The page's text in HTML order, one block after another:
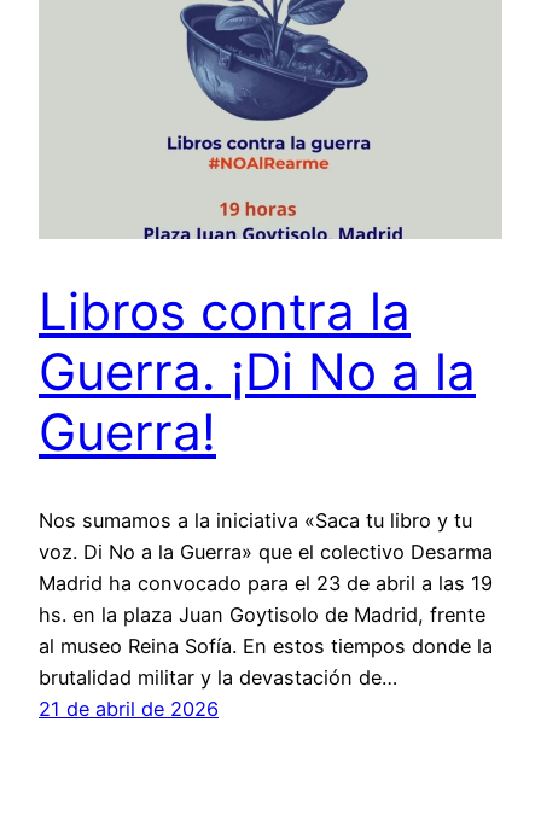
Libros contra la
Guerra. ¡Di No a la
Guerra!
Nos sumamos a la iniciativa «Saca tu libro y tu
voz. Di No a la Guerra» que el colectivo Desarma
Madrid ha convocado para el 23 de abril a las 19
hs. en la plaza Juan Goytisolo de Madrid, frente
al museo Reina Sofía. En estos tiempos donde la
brutalidad militar y la devastación de…
21 de abril de 2026